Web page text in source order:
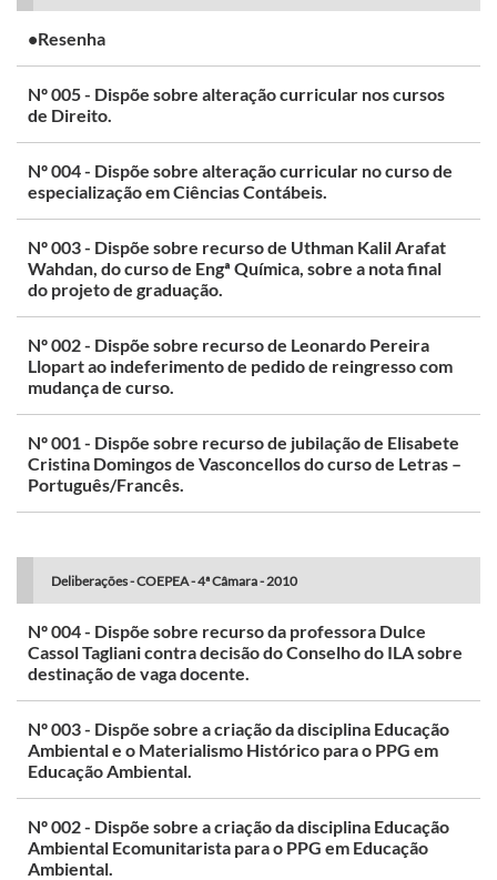
•Resenha
Nº 005 - Dispõe sobre alteração curricular nos cursos
de Direito.
Nº 004 - Dispõe sobre alteração curricular no curso de
especialização em Ciências Contábeis.
Nº 003 - Dispõe sobre recurso de Uthman Kalil Arafat
Wahdan, do curso de Engª Química, sobre a nota final
do projeto de graduação.
Nº 002 - Dispõe sobre recurso de Leonardo Pereira
Llopart ao indeferimento de pedido de reingresso com
mudança de curso.
Nº 001 - Dispõe sobre recurso de jubilação de Elisabete
Cristina Domingos de Vasconcellos do curso de Letras –
Português/Francês.
Deliberações - COEPEA - 4ª Câmara - 2010
Nº 004 - Dispõe sobre recurso da professora Dulce
Cassol Tagliani contra decisão do Conselho do ILA sobre
destinação de vaga docente.
Nº 003 - Dispõe sobre a criação da disciplina Educação
Ambiental e o Materialismo Histórico para o PPG em
Educação Ambiental.
Nº 002 - Dispõe sobre a criação da disciplina Educação
Ambiental Ecomunitarista para o PPG em Educação
Ambiental.